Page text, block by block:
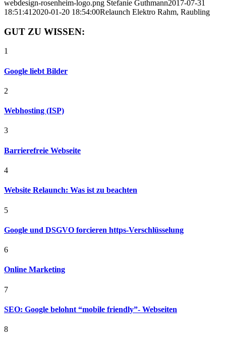
webdesign-rosenheim-logo.png Stefanie Guthmann2017-07-31
18:51:41 2020-01-20 18:54:00Relaunch Elektro Rahm, Raubling
GUT ZU WISSEN:
1
Google liebt Bilder
2
Webhosting (ISP)
3
Barrierefreie Webseite
4
Website Relaunch: Was ist zu beachten
5
Google und DSGVO forcieren https-Verschlüsselung
6
Online Marketing
7
SEO: Google belohnt “mobile friendly”- Webseiten
8